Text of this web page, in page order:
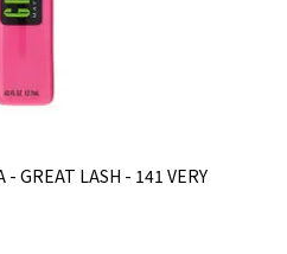
- GREAT LASH - 141 VERY